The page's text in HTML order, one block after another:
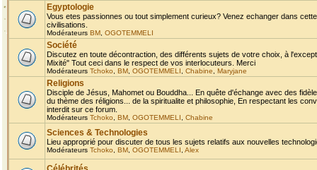
Egyptologie
Vous etes passionnes ou tout simplement curieux? Venez echanger dans
civilisations.
Modérateurs BM OGOTEMMELI
Société
Discutez en toute décontraction, des différents sujets de votre choix, à
Mixité" Tout ceci dans le respect de vos interlocuteurs. Merci
Modérateurs Tchoko BM OGOTEMMELI Chabine Maryjane
Religions
Disciple de Jésus, Mahomet ou Bouddha... En quête d'échange avec des
du thème des réligions... de la spiritualite et philosophie, En respectant les
interdit sur ce forum.
Modérateurs Tchoko BM OGOTEMMELI Chabine
Sciences & Technologies
Lieu approprié pour discuter de tous les sujets relatifs aux nouvelles
Modérateurs Tchoko BM OGOTEMMELI Alex